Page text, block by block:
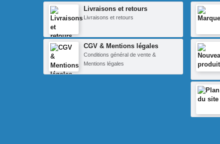
Livraisons et retours
Livraisons et retours
CGV & Mentions légales
Conditions général de vente &
Mentions légales